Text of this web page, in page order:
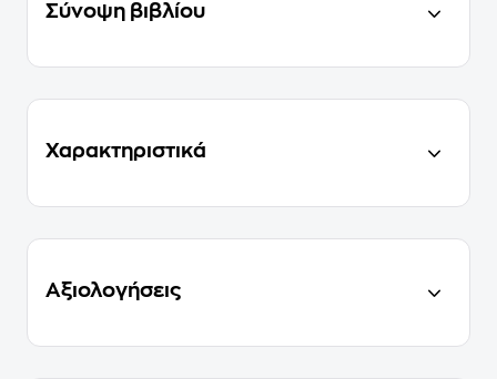
Σύνοψη βιβλίου
Χαρακτηριστικά
Αξιολογήσεις